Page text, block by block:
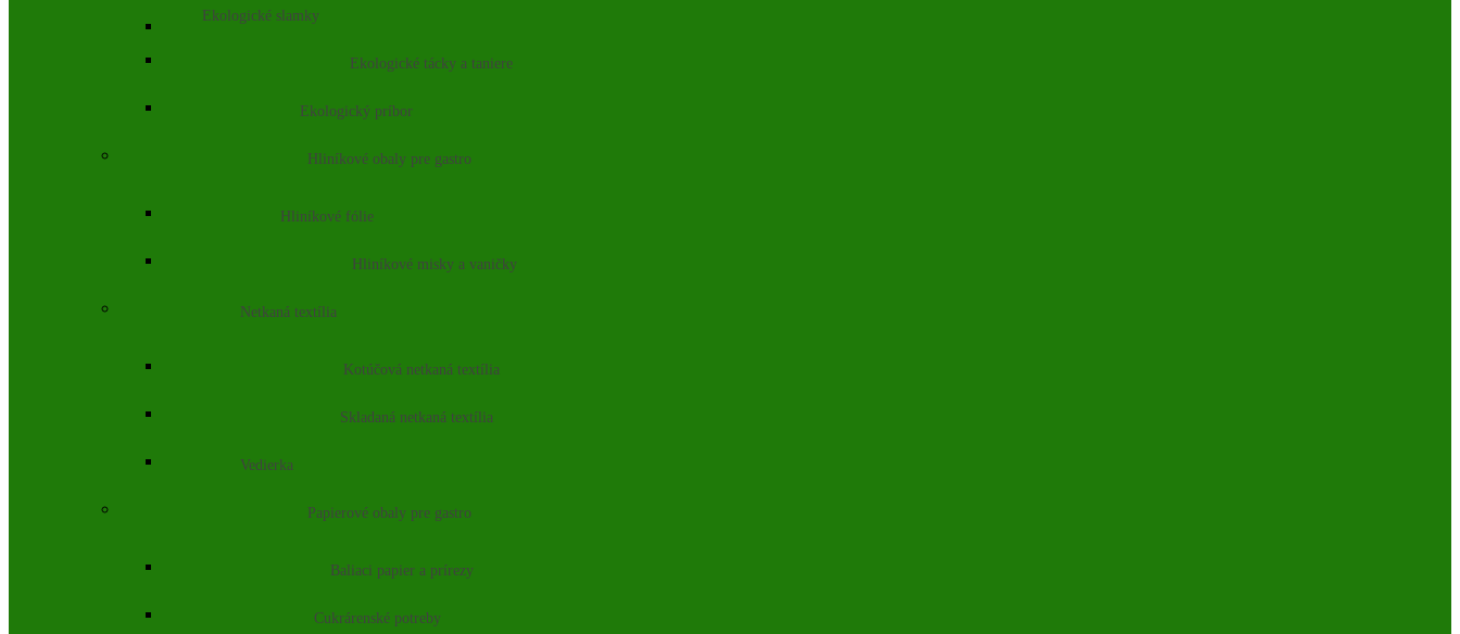
Ekologické slamky
Ekologické tácky a taniere
Ekologický príbor
Hliníkové obaly pre gastro
Hliníkové fólie
Hliníkové misky a vaničky
Netkaná textília
Kotúčová netkaná textília
Skladaná netkaná textília
Vedierka
Papierové obaly pre gastro
Baliaci papier a prírezy
Cukrárenské potreby